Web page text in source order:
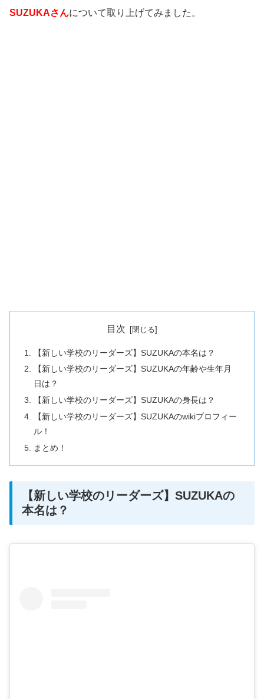
SUZUKAさんについて取り上げてみました。
目次
【新しい学校のリーダーズ】SUZUKAの本名は？
【新しい学校のリーダーズ】SUZUKAの年齢や生年月
日は？
【新しい学校のリーダーズ】SUZUKAの身長は？
【新しい学校のリーダーズ】SUZUKAのwikiプロフィー
ル！
まとめ！
【新しい学校のリーダーズ】SUZUKAの
本名は？